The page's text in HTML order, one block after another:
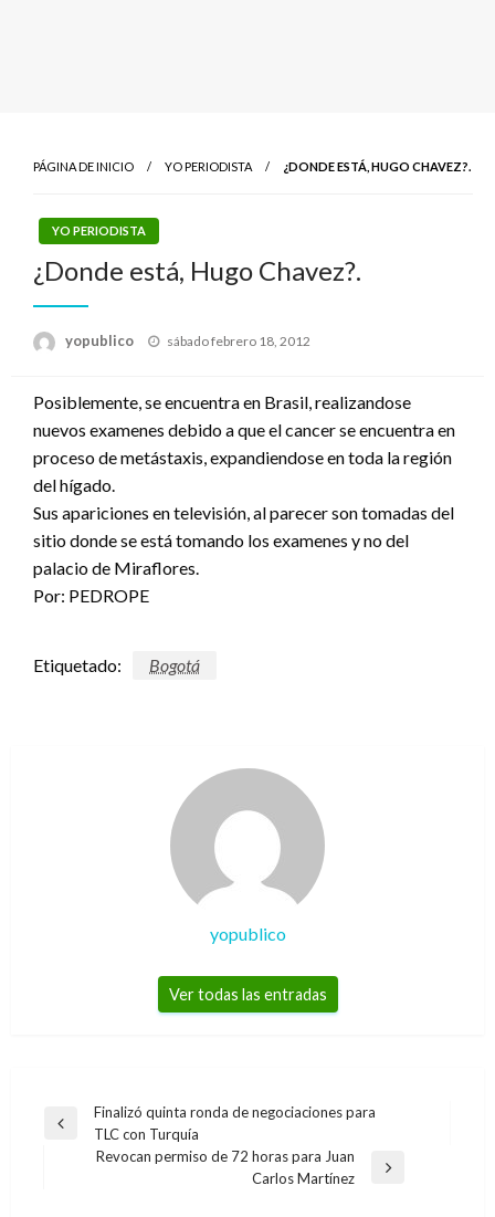
PÁGINA DE INICIO YO PERIODISTA ¿DONDE ESTÁ, HUGO CHAVEZ?.
YO PERIODISTA
¿Donde está, Hugo Chavez?.
yopublico
Publicado
sábado febrero 18, 2012
Posiblemente, se encuentra en Brasil, realizandose
nuevos examenes debido a que el cancer se encuentra en
proceso de metástaxis, expandiendose en toda la región
del hígado.
Sus apariciones en televisión, al parecer son tomadas del
sitio donde se está tomando los examenes y no del
palacio de Miraflores.
Por: PEDROPE
Etiquetado: Bogotá
yopublico
Ver todas las entradas
Navegación
Entrada
Finalizó quinta ronda de negociaciones para
TLC con Turquía
Revocan permiso de 72 horas para Juan
Carlos Martínez